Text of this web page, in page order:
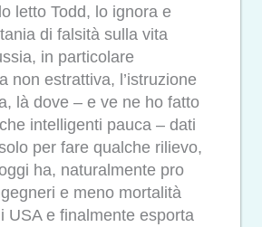
letto Todd, lo ignora e
di falsità sulla vita
in particolare
non estrattiva, l’istruzione
là dove – e ve ne ho fatto
intelligenti pauca – dati
per fare qualche rilievo,
ha, naturalmente pro
e meno mortalità
USA e finalmente esporta